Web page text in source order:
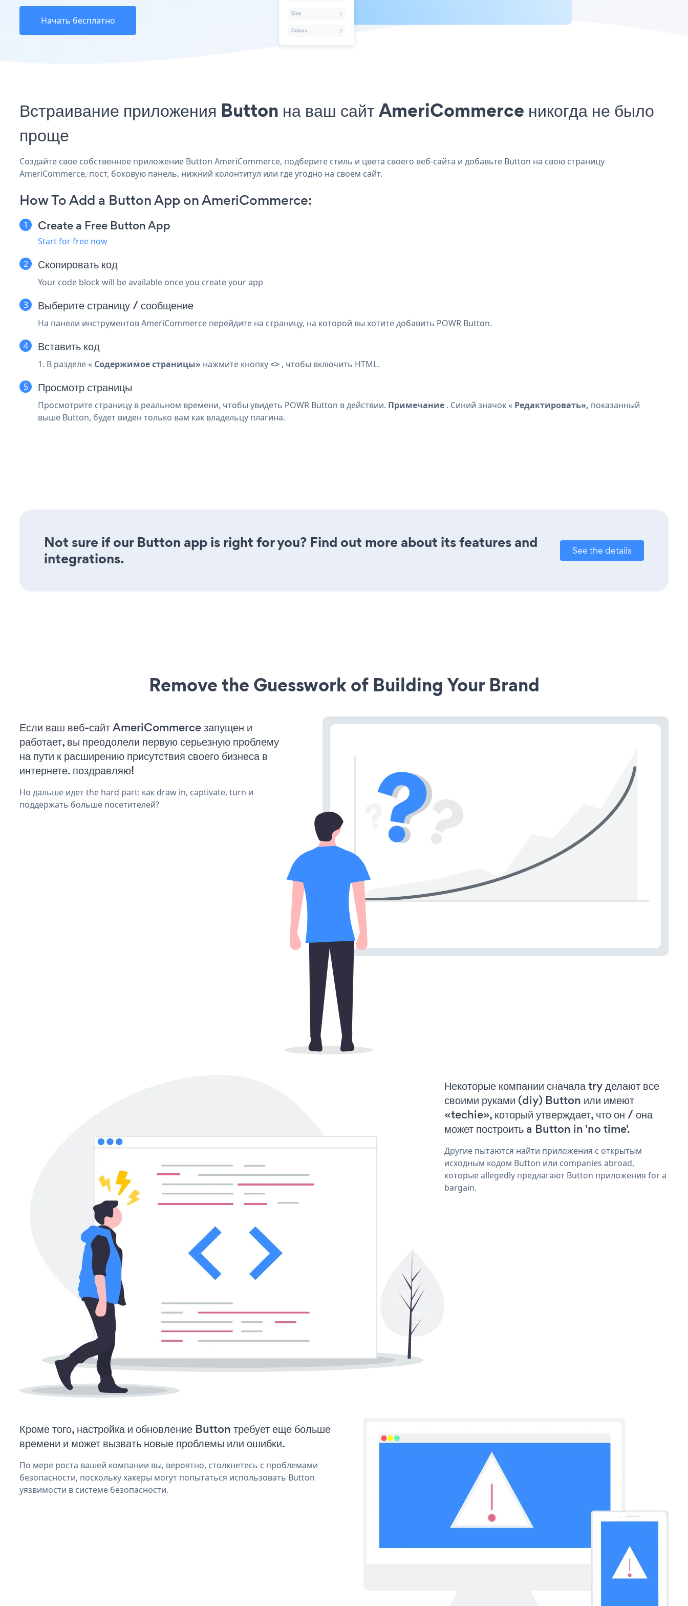
Начать бесплатно
Встраивание приложения Button на ваш сайт AmeriCommerce никогда не было
проще
Создайте свое собственное приложение Button AmeriCommerce, подберите стиль и цвета своего веб-сайта и добавьте Button на свою страницу
AmeriCommerce, пост, боковую панель, нижний колонтитул или где угодно на своем сайт.
How To Add a Button App on AmeriCommerce:
Create a Free Button App
Start for free now
Скопировать код
Your code block will be available once you create your app
Выберите страницу / сообщение
На панели инструментов AmeriCommerce перейдите на страницу, на которой вы хотите добавить POWR Button.
Вставить код
1. В разделе « Содержимое страницы» нажмите кнопку<> , чтобы включить HTML.
Просмотр страницы
Просмотрите страницу в реальном времени, чтобы увидеть POWR Button в действии. Примечание . Синий значок « Редактировать», показанный
выше Button, будет виден только вам как владельцу плагина.
Not sure if our Button app is right for you? Find out more about its features and
integrations.
See the details
Remove the Guesswork of Building Your Brand
Если ваш веб-сайт AmeriCommerce запущен и
работает, вы преодолели первую серьезную проблему
на пути к расширению присутствия своего бизнеса в
интернете. поздравляю!
Но дальше идет the hard part: как draw in, captivate, turn и
поддержать больше посетителей?
Некоторые компании сначала try делают все
своими руками (diy) Button или имеют
«techie», который утверждает, что он / она
может построить a Button in 'no time'.
Другие пытаются найти приложения с открытым
исходным кодом Button или companies abroad,
которые allegedly предлагают Button приложения for a
bargain.
Кроме того, настройка и обновление Button требует еще больше
времени и может вызвать новые проблемы или ошибки.
По мере роста вашей компании вы, вероятно, столкнетесь с проблемами
безопасности, поскольку хакеры могут попытаться использовать Button
уязвимости в системе безопасности.